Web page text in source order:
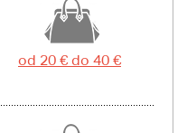
od 20 € do 40 €